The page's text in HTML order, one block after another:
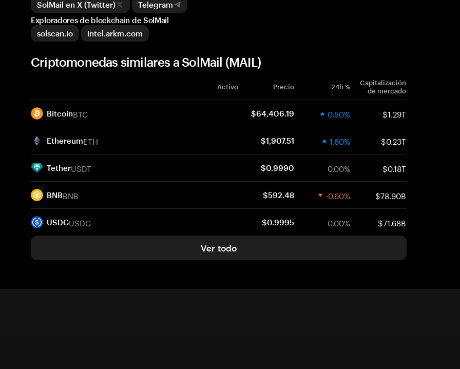
SolMail en X (Twitter)
Telegram
Exploradores de blockchain de SolMail
solscan.io
intel.arkm.com
Criptomonedas similares a SolMail (MAIL)
Activo Precio 24h %
Capitalización
de mercado
BitcoinBTC $64,406.19 0.50% $1.29T
EthereumETH $1,907.51 1.60% $0.23T
TetherUSDT $0.9990 0.00% $0.18T
BNBBNB $592.48 -0.60% $78.90B
USDCUSDC $0.9995 0.00% $71.68B
Ver todo